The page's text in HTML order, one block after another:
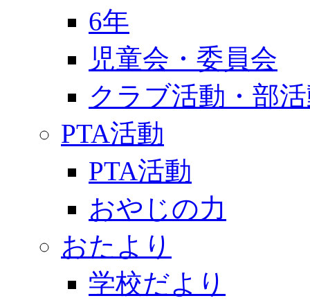
6年
児童会・委員会
クラブ活動・部
PTA活動
PTA活動
おやじの力
おたより
学校だより